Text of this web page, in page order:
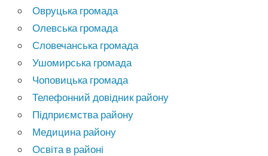
Овруцька громада
Олевська громада
Словечанська громада
Ушомирська громада
Чоповицька громада
Телефонний довідник району
Підприємства району
Медицина району
Освіта в районі